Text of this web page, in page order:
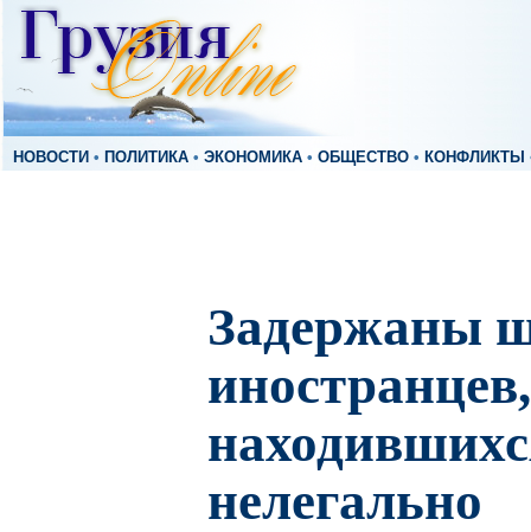
НОВОСТИ • ПОЛИТИКА • ЭКОНОМИКА • ОБЩЕСТВО • КОНФЛИКТЫ
Задержаны
иностранцев,
нелегально